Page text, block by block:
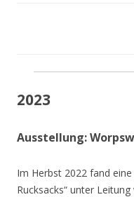
2023
Ausstellung:
Im Herbst 2022 fand
Rucksacks“ unter